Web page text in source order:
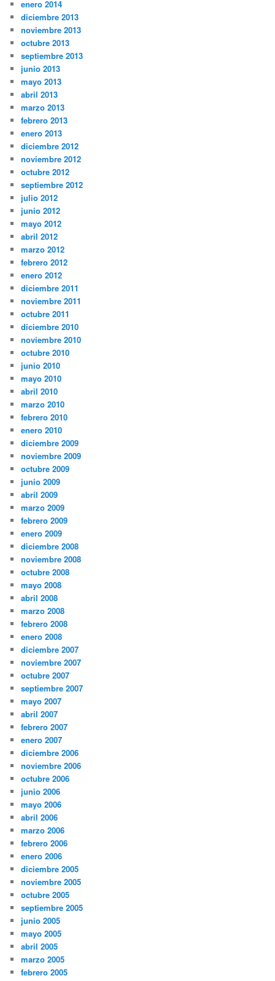
enero 2014
diciembre 2013
noviembre 2013
octubre 2013
septiembre 2013
junio 2013
mayo 2013
abril 2013
marzo 2013
febrero 2013
enero 2013
diciembre 2012
noviembre 2012
octubre 2012
septiembre 2012
julio 2012
junio 2012
mayo 2012
abril 2012
marzo 2012
febrero 2012
enero 2012
diciembre 2011
noviembre 2011
octubre 2011
diciembre 2010
noviembre 2010
octubre 2010
junio 2010
mayo 2010
abril 2010
marzo 2010
febrero 2010
enero 2010
diciembre 2009
noviembre 2009
octubre 2009
junio 2009
abril 2009
marzo 2009
febrero 2009
enero 2009
diciembre 2008
noviembre 2008
octubre 2008
mayo 2008
abril 2008
marzo 2008
febrero 2008
enero 2008
diciembre 2007
noviembre 2007
octubre 2007
septiembre 2007
mayo 2007
abril 2007
febrero 2007
enero 2007
diciembre 2006
noviembre 2006
octubre 2006
junio 2006
mayo 2006
abril 2006
marzo 2006
febrero 2006
enero 2006
diciembre 2005
noviembre 2005
octubre 2005
septiembre 2005
junio 2005
mayo 2005
abril 2005
marzo 2005
febrero 2005